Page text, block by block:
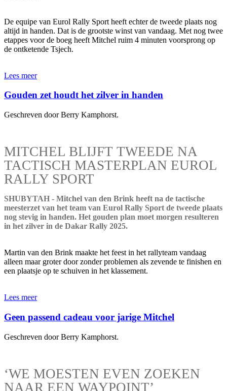
De equipe van Eurol Rally Sport heeft echter de tweede plaats nog
altijd in handen. Dat is de grootste winst van vandaag. Met nog twee
etappes voor de boeg heeft Mitchel ruim 4 minuten voorsprong op
de ontketende Tsjech.
Lees meer
Gouden zet houdt het zilver in handen
Geschreven door Berry Kamphorst.
MITCHEL BLIJFT TWEEDE NA
TACTISCH MASTERPLAN EUROL
RALLY SPORT
SHUBYTAH - Mitchel van den Brink heeft na de tactische
meesterzet van het team van Eurol Rally Sport de tweede plaats
nog stevig in handen. Het gouden plan moet morgen resulteren
in het zilver in de Dakar Rally 2025.
Martin van den Brink maakte het feest in het rallyteam vandaag
alleen maar groter door zonder problemen als zevende te finishen en
een plaatsje op te schuiven in het klassement.
Lees meer
Geen passend cadeau voor jarige Mitchel
Geschreven door Berry Kamphorst.
‘WE MOESTEN EVEN ZOEKEN
NAAR EEN WAYPOINT’